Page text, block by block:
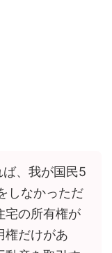
、我が国民5
しなかっただ
宅の所有権が
権だけがあ